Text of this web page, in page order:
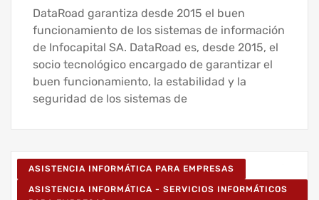
DataRoad garantiza desde 2015 el buen
funcionamiento de los sistemas de información
de Infocapital SA. DataRoad es, desde 2015, el
socio tecnológico encargado de garantizar el
buen funcionamiento, la estabilidad y la
seguridad de los sistemas de
ASISTENCIA INFORMÁTICA PARA EMPRESAS
ASISTENCIA INFORMÁTICA - SERVICIOS INFORMÁTICOS